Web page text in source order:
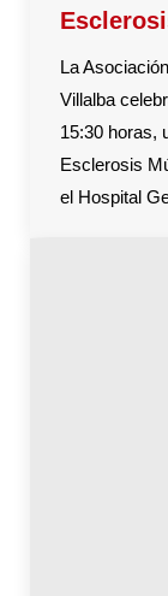
La
Villalba
15:30 horas,
Esclerosis
el Hospital